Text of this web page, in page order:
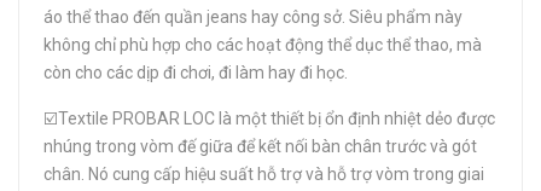
áo thể thao đến quần jeans hay công sở. Siêu phẩm này
không chỉ phù hợp cho các hoạt động thể dục thể thao, mà
còn cho các dịp đi chơi, đi làm hay đi học.
☑️Textile PROBAR LOC là một thiết bị ổn định nhiệt dẻo được
nhúng trong vòm đế giữa để kết nối bàn chân trước và gót
chân. Nó cung cấp hiệu suất hỗ trợ và hỗ trợ vòm trong giai